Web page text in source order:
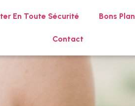
En Toute Sécurité Bons
Contact